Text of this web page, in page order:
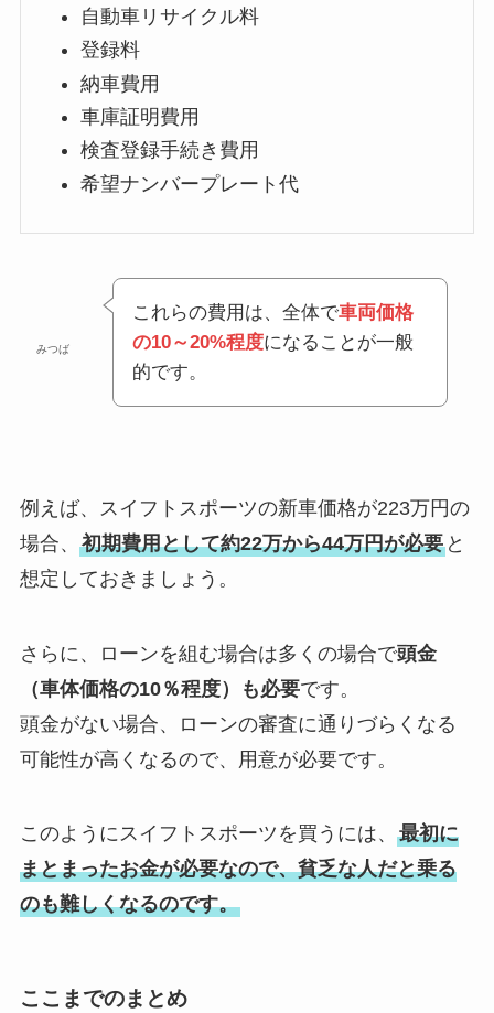
自動車リサイクル料
登録料
納車費用
車庫証明費用
検査登録手続き費用
希望ナンバープレート代
みつば
これらの費用は、全体で車両価格
の10～20%程度になることが一般
的です。
例えば、スイフトスポーツの新車価格が223万円の
場合、 初期費用として約22万から44万円が必要と
想定しておきましょう。
さらに、ローンを組む場合は多くの場合で頭金
（車体価格の10％程度）も必要です。
頭金がない場合、ローンの審査に通りづらくなる
可能性が高くなるので、用意が必要です。
このようにスイフトスポーツを買うには、 最初に
まとまったお金が必要なので、貧乏な人だと乗る
のも難しくなるのです。
ここまでのまとめ